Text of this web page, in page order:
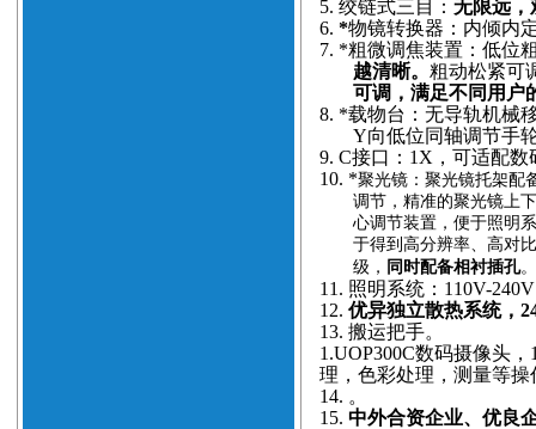
5. 绞链式三目： 无限远，
6. *物镜转换器：内倾内
7. *粗微调焦装置：低位
越清晰。 粗动松紧可
可调，满足不同用户
8. *载物台：无导轨机械
Y向低位同轴调节手
9. C接口：1X，可适配
10. *聚光镜：聚光镜托架配
调节，精准的聚光镜上
心调节装置，便于照明
于得到高分辨率、高对
级， 同时配备相衬插孔。
11. 照明系统：110V-
12. 优异独立散热系统，
13. 搬运把手。
1.UOP300C数码摄像头
理， 色彩处理，测量等操
14. 。
15. 中外合资企业、优良